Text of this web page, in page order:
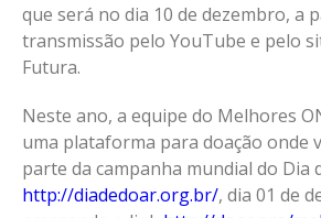
que será no dia 10 de dezembro, a
transmissão pelo YouTube e pelo
Futura.
Neste ano, a equipe do Melhores
uma plataforma para doação onde
parte da campanha mundial do Dia
http://diadedoar.org.br/, dia 01 de